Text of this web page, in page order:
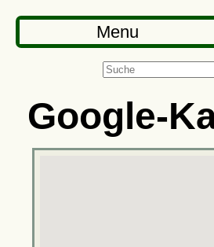
Menu
Google-